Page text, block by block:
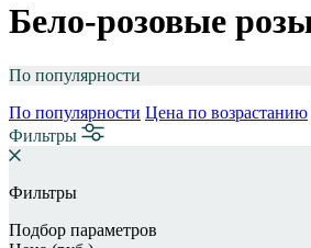
Бело-розовые
По популярности
По популярности Цена по возрастанию
Фильтры
Фильтры
Подбор параметров